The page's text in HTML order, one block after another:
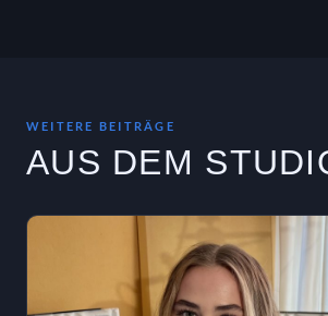
WEITERE BEITRÄGE
AUS DEM